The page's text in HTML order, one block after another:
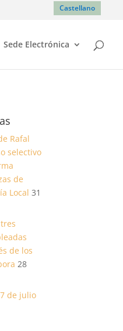
Castellano
Sede Electrónica
Rafal
selectivo
de
Local 31
de los
28
de julio